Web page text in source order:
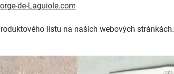
de-Laguiole.com
listu na našich webových stránkách.